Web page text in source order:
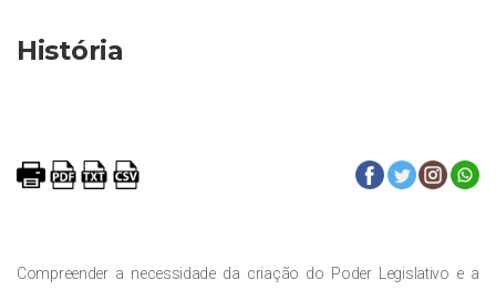
História
Compreender a necessidade da criação do Poder Legislativo e a